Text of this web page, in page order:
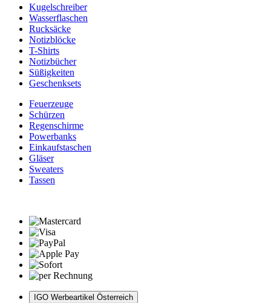
Kugelschreiber
Wasserflaschen
Rucksäcke
Notizblöcke
T-Shirts
Notizbücher
Süßigkeiten
Geschenksets
Feuerzeuge
Schürzen
Regenschirme
Powerbanks
Einkaufstaschen
Gläser
Sweaters
Tassen
IGO Werbeartikel Österreich